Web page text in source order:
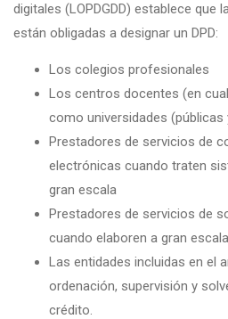
digitales (LOPDGDD) establece que
están obligadas a designar un DPD:
Los colegios profesionales
Los centros docentes (en
como universidades (públicas
Prestadores de servicios de
electrónicas cuando traten
gran escala
Prestadores de servicios de
cuando elaboren a gran
Las entidades incluidas en el
ordenación, supervisión y
crédito.